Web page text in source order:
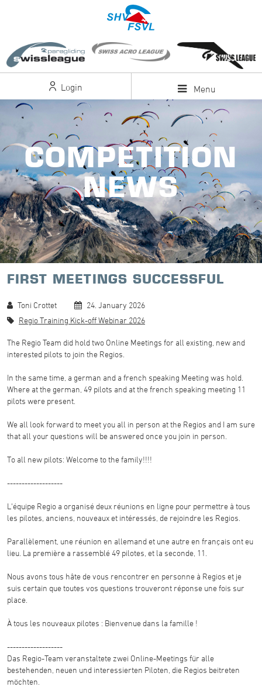
Login Menu
COMPETITION
NEWS
FIRST MEETINGS SUCCESSFUL
Toni Crottet
24. January 2026
Regio Training Kick-off Webinar 2026
The Regio Team did hold two Online Meetings for all existing, new and
interested pilots to join the Regios.
In the same time, a german and a french speaking Meeting was hold.
Where at the german, 49 pilots and at the french speaking meeting 11
pilots were present.
We all look forward to meet you all in person at the Regios and I am sure
that all your questions will be answered once you join in person.
To all new pilots: Welcome to the family!!!!
-------------------
L'équipe Regio a organisé deux réunions en ligne pour permettre à tous
les pilotes, anciens, nouveaux et intéressés, de rejoindre les Regios.
Parallèlement, une réunion en allemand et une autre en français ont eu
lieu. La première a rassemblé 49 pilotes, et la seconde, 11.
Nous avons tous hâte de vous rencontrer en personne à Regios et je
suis certain que toutes vos questions trouveront réponse une fois sur
place.
À tous les nouveaux pilotes : Bienvenue dans la famille !
-------------------
Das Regio-Team veranstaltete zwei Online-Meetings für alle
bestehenden, neuen und interessierten Piloten, die Regios beitreten
möchten.